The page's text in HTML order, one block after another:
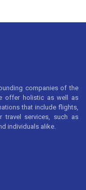
companies of the
offer holistic as well as
that include flights,
travel services, such as
individuals alike.